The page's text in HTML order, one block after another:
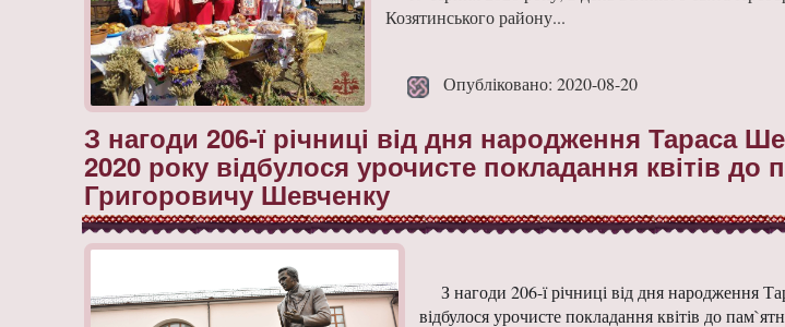
Козятинського району...
Опубліковано: 2020-08-20
З нагоди 206-ї річниці від дня народження Тараса
2020 року відбулося урочисте покладання квітів до
Григоровичу Шевченку
З нагоди 206-ї річниці від дня народження
відбулося урочисте покладання квітів до